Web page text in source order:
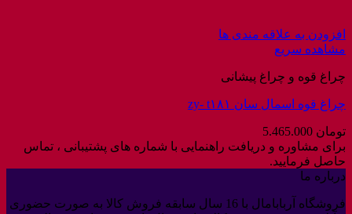
افزودن به علاقه مندی ها
مشاهده سریع
چراغ قوه و چراغ پیشانی
چراغ قوه اسمال سان zy- t۱۸۱
تومان
برای مشاوره و دریافت راهنمایی با شماره های پشتیبانی ، تماس
حاصل فرمایید.
درباره ما
فروشگاه آربابامال با 16 سال سابقه فروش کالا به صورت حضوری